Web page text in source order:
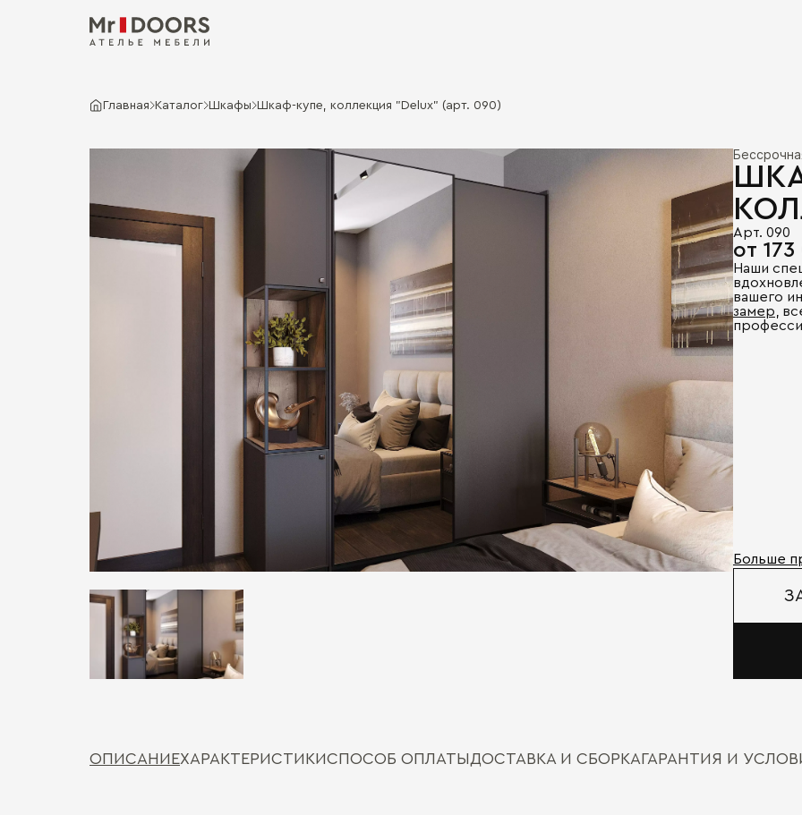
Главная Каталог Шкафы Шкаф-купе, коллекция "Delux" (арт. 090)
Арт. 090
от
Наши
вашего
замер ,
Больше
ОПИСАНИЕХАРАКТЕРИСТИКИСПОСОБ ОПЛАТЫДОСТАВКА И СБОРКАГАРАНТИЯ И